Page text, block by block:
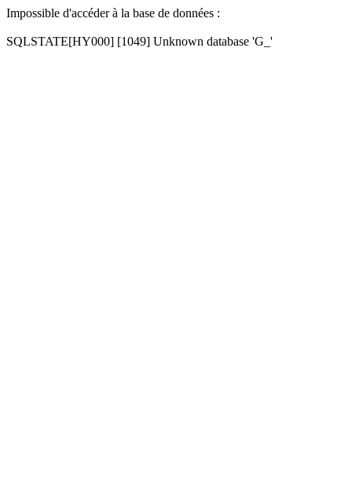
Impossible d'accéder à la base de données :
SQLSTATE[HY000] [1049] Unknown database 'G_'